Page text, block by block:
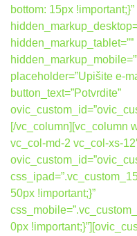
bottom: 15px
placeholder=”Upišite e-
button_text=”Potvrdite”
[/vc_column][vc_column
vc_col-md-2 vc_col-xs-
50px !important;}”
0px